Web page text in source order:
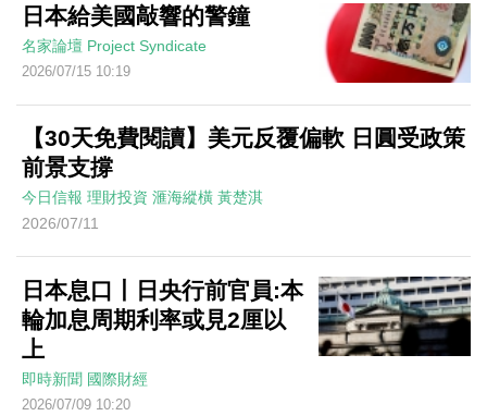
日本給美國敲響的警鐘
名家論壇 Project Syndicate
2026/07/15 10:19
【30天免費閱讀】美元反覆偏軟 日圓受政策
前景支撐
今日信報 理財投資 滙海縱橫 黃楚淇
2026/07/11
日本息口丨日央行前官員:本
輪加息周期利率或見2厘以
上
即時新聞 國際財經
2026/07/09 10:20